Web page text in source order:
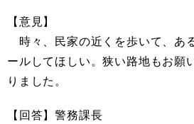
【意見】
時々、民家の近くを歩いて、あ
ールしてほしい。狭い路地もお願
りました。
【回答】警務課長